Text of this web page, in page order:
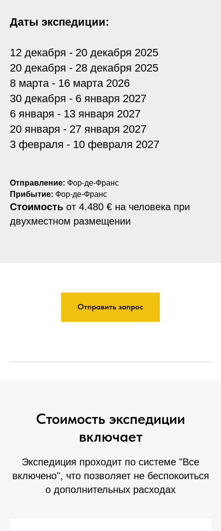
Даты экспедиции:
12 декабря - 20 декабря 2025
20 декабря - 28 декабря 2025
8 марта - 16 марта 2026
30 декабря - 6 января 2027
6 января - 13 января 2027
20 января - 27 января 2027
3 февраля - 10 февраля 2027
Отправление: Фор-де-Франс
Прибытие: Фор-де-Франс
Стоимость от 4.480 € на человека при
двухместном размещении
Отправить запрос
Стоимость экспедиции
включает
Экспедиция проходит по системе "Все
включено", что позволяет не беспокоиться
о дополнительных расходах